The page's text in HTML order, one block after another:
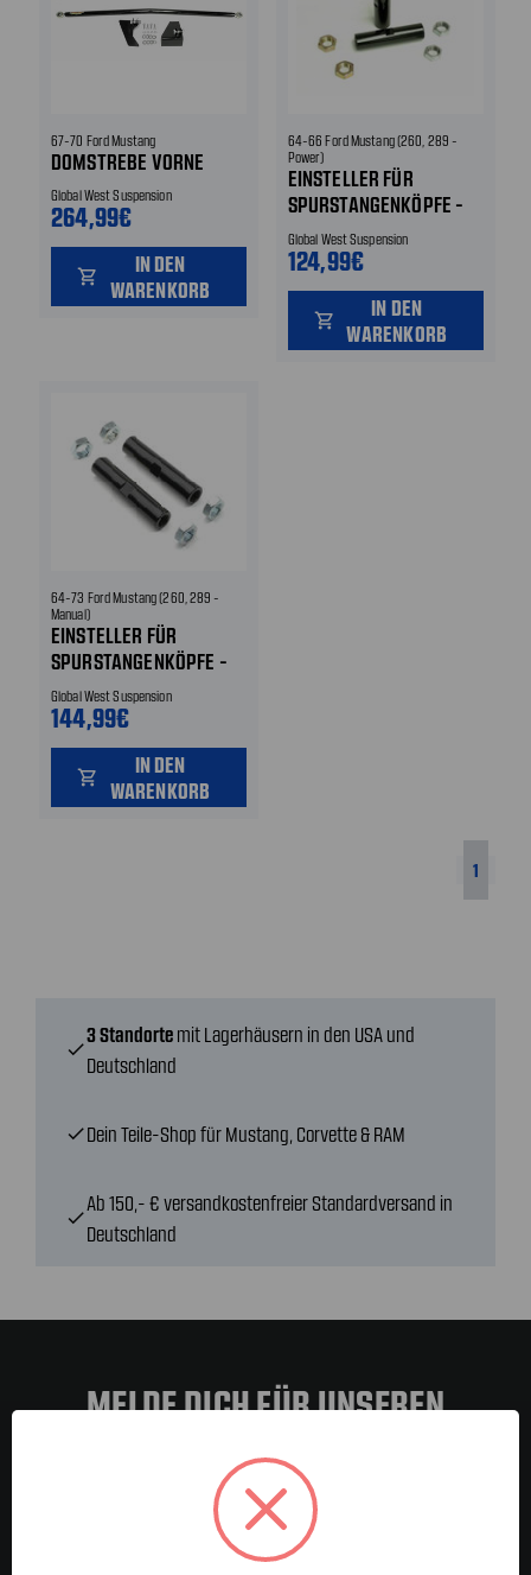
67-70 Ford Mustang
DOMSTREBE VORNE
Global West Suspension
264,99€
shopping_cart
IN DEN
WARENKORB
64-66 Ford Mustang (260, 289 -
Power)
EINSTELLER FÜR
SPURSTANGENKÖPFE -
HIGH PERFORMANCE V8
MIT SERVO R/L
Global West Suspension
124,99€
shopping_cart
IN DEN
WARENKORB
64-73 Ford Mustang (260, 289 -
Manual)
EINSTELLER FÜR
SPURSTANGENKÖPFE -
HIGH PERFORMANCE
Global West Suspension
144,99€
shopping_cart
IN DEN
WARENKORB
1
check
3 Standorte mit Lagerhäusern in den USA und
Deutschland
checkDein Teile-Shop für Mustang, Corvette & RAM
check
Ab 150,- € versandkostenfreier Standardversand in
Deutschland
MELDE DICH FÜR UNSEREN
NEWSLETTER AN